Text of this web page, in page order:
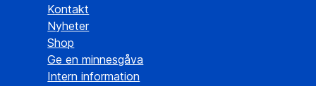
Kontakt
Nyheter
Shop
Ge en minnesgåva
Intern information